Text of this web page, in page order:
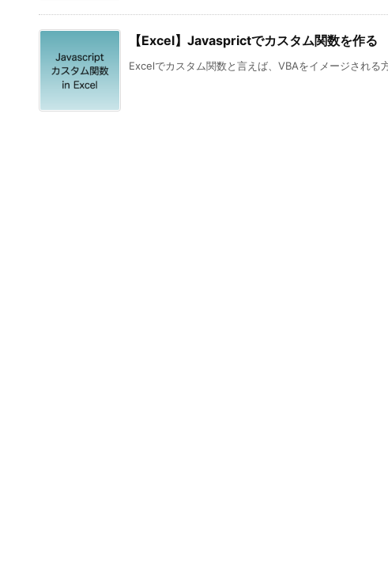
【Excel】Javasprictでカスタム関数を作る
Excelでカスタム関数と言えば、VBAをイメージされる